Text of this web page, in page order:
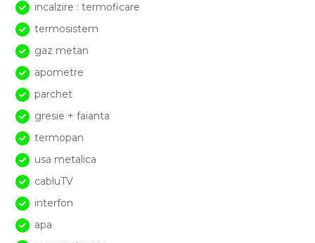
incalzire : termoficare
termosistem
gaz metan
apometre
parchet
gresie + faianta
termopan
usa metalica
cabluTV
interfon
apa